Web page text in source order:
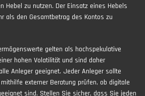
Hebel zu nutzen. Der Einsatz eines Hebels
als den Gesamtbetrag des Kontos zu
gelten als hochspekulative
hohen Volatilität und sind daher
Anleger geeignet. Jeder Anleger sollte
externer Beratung prüfen, ob digitale
sind. Stellen Sie sicher, dass Sie jeden